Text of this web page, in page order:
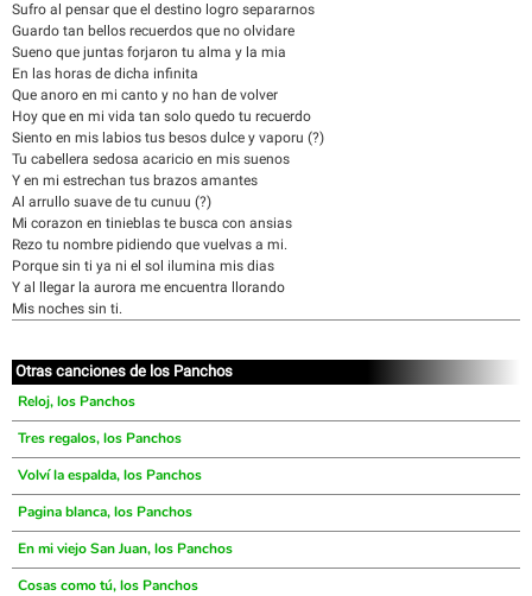
Sufro al pensar que el destino logro separarnos
Guardo tan bellos recuerdos que no olvidare
Sueno que juntas forjaron tu alma y la mia
En las horas de dicha infinita
Que anoro en mi canto y no han de volver
Hoy que en mi vida tan solo quedo tu recuerdo
Siento en mis labios tus besos dulce y vaporu (?)
Tu cabellera sedosa acaricio en mis suenos
Y en mi estrechan tus brazos amantes
Al arrullo suave de tu cunuu (?)
Mi corazon en tinieblas te busca con ansias
Rezo tu nombre pidiendo que vuelvas a mi.
Porque sin ti ya ni el sol ilumina mis dias
Y al llegar la aurora me encuentra llorando
Mis noches sin ti.
Otras canciones de los Panchos
Reloj, los Panchos
Tres regalos, los Panchos
Volví la espalda, los Panchos
Pagina blanca, los Panchos
En mi viejo San Juan, los Panchos
Cosas como tú, los Panchos